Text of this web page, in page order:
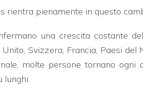
rientra pienamente in questo
una crescita costante
Unito, Svizzera, Francia, Paesi
molte persone tornano
lunghi.